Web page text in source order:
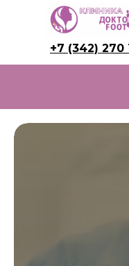
+7 (342) 270